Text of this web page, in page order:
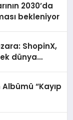
2030’da
bekleniyor
ShopinX,
dünya
“Kayıp